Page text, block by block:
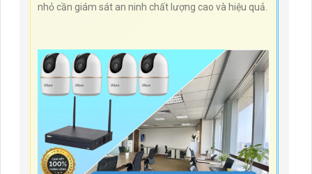
nhỏ cần giám sát an ninh chất lượng cao và hiệu quả.